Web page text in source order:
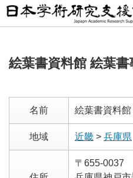
絵葉書資料館 絵葉書
名前 絵葉書資料
地域 近畿 > 兵庫県
〒655-0037